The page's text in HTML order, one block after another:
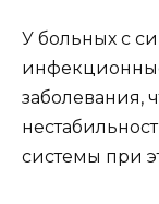
У больных с
заболевания,
системы при